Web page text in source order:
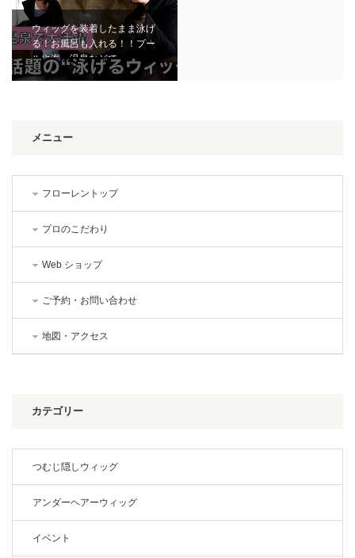
ウィッグを装着したまま泳げ
る！お風呂も入れる！！プー
ルや海、温泉などで…
メニュー
フローレントップ
プロのこだわり
Web ショップ
ご予約・お問い合わせ
地図・アクセス
カテゴリー
つむじ隠しウィッグ
アンダーヘアーウィッグ
イベント